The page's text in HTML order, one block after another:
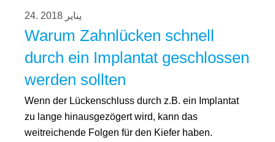
24. يناير 2018
Warum Zahnlücken schnell
durch ein Implantat geschlossen
werden sollten
Wenn der Lückenschluss durch z.B. ein Implantat
zu lange hinausgezögert wird, kann das
weitreichende Folgen für den Kiefer haben.